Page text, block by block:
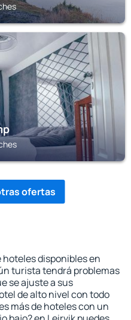
ofertas
hoteles disponibles en
turista tendrá problemas
se ajuste a sus
de alto nivel con todo
más de hoteles con un